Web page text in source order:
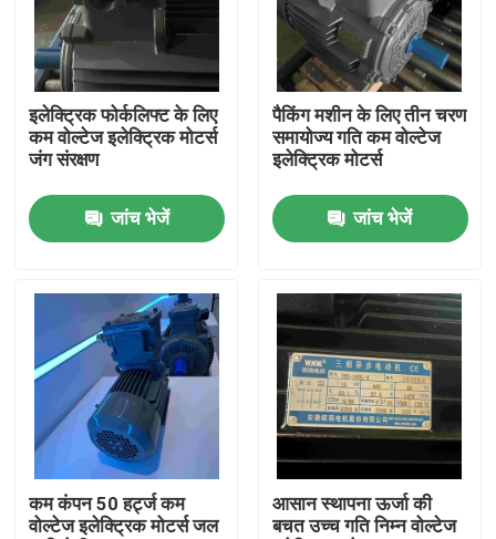
वीडियो
हमारे बारे में
गुणवत्ता नियंत्रण
एक उद्धरण का अनुरोध करें
उच्च दक्षता वाली इलेक्ट्रिक मोटर
सिंगल फेज इलेक्ट्रिक मोटर्स
इलेक्ट्रिक फोर्कलिफ्ट के लिए
कम वोल्टेज इलेक्ट्रिक मोटर्स
जंग संरक्षण
जांच भेजें
पैकिंग मशीन के लिए तीन चरण
समायोज्य गति कम वोल्टेज
इलेक्ट्रिक मोटर्स
जांच भेजें
कम कंपन 50 हर्ट्ज कम
वोल्टेज इलेक्ट्रिक मोटर्स जल
आसान स्थापना ऊर्जा की
बचत उच्च गति निम्न वोल्टेज